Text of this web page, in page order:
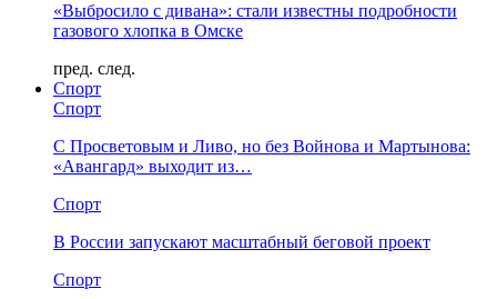
«Выбросило с дивана»: стали известны подробности
газового хлопка в Омске
пред. след.
Спорт
Спорт
С Просветовым и Ливо, но без Войнова и Мартынова:
«Авангард» выходит из…
Спорт
В России запускают масштабный беговой проект
Спорт